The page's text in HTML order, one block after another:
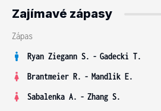
Zajímavé zápasy
Zápas
Ryan Ziegann S. - Gadecki T.
Brantmeier R. - Mandlik E.
Sabalenka A. - Zhang S.